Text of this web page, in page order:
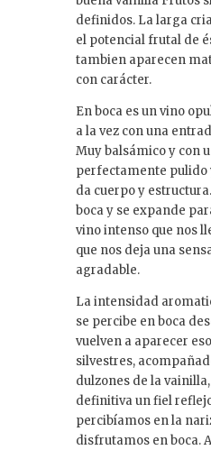
definidos. La larga
el potencial frutal de
tambien aparecen
con carácter.
En boca es un vino
a la vez con una
Muy balsámico y con
perfectamente pulido
da cuerpo y
boca y se expande
vino intenso que nos
que nos deja una
agradable.
La intensidad
se percibe en boca
vuelven a aparecer
silvestres,
dulzones de la
definitiva un fiel
percibíamos en la
disfrutamos en boca.